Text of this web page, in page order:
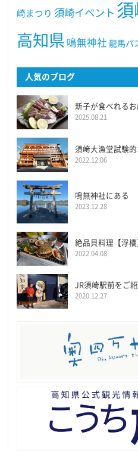
崎まつり 須崎イベント 須
高知県 鳴無神社 龍馬パ
人気のブログ
新子が食べれるお
2025.08.21
須﨑大漁堂試験
2022.12.06
鳴無神社にある
2023.12.28
絶品貝料理【浮橋
2022.04.08
JR須崎駅前をご
2020.12.27